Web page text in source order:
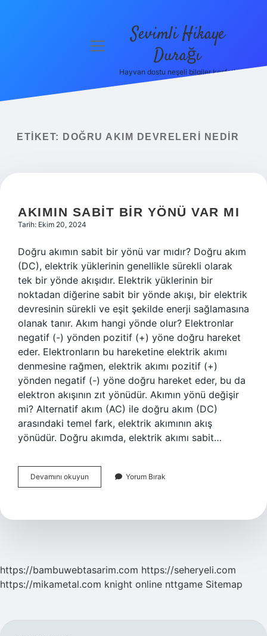
menüyü
Sevimli Hikaye
Durağı
Hayvan dostu neşeli bilgiler keşfet!
ETIKET: DOĞRU AKIM DEVRELERI NEDIR
AKIMIN SABIT BIR YÖNÜ VAR MI
Tarih: Ekim 20, 2024
Doğru akımın sabit bir yönü var mıdır? Doğru akım
(DC), elektrik yüklerinin genellikle sürekli olarak
tek bir yönde akışıdır. Elektrik yüklerinin bir
noktadan diğerine sabit bir yönde akışı, bir elektrik
devresinin sürekli ve eşit şekilde enerji sağlamasına
olanak tanır. Akım hangi yönde olur? Elektronlar
negatif (-) yönden pozitif (+) yöne doğru hareket
eder. Elektronların bu hareketine elektrik akımı
denmesine rağmen, elektrik akımı pozitif (+)
yönden negatif (-) yöne doğru hareket eder, bu da
elektron akışının zıt yönüdür. Akımın yönü değişir
mi? Alternatif akım (AC) ile doğru akım (DC)
arasındaki temel fark, elektrik akımının akış
yönüdür. Doğru akımda, elektrik akımı sabit…
Devamını okuyun
Sabit
Var
Yorum Bırak
https://bambuwebtasarim.com https://seheryeli.com
https://mikametal.com knight online nttgame Sitemap